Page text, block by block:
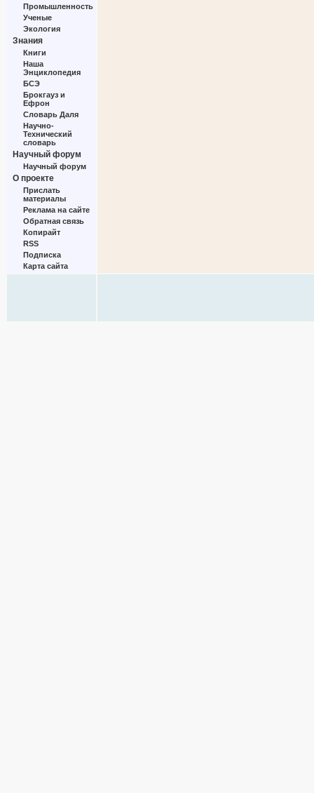
Промышленность
Ученые
Экология
Знания
Книги
Наша
Энциклопедия
БСЭ
Брокгауз и
Ефрон
Словарь Даля
Научно-
Технический
словарь
Научный форум
Научный форум
О проекте
Прислать
материалы
Реклама на сайте
Обратная связь
Копирайт
RSS
Подписка
Карта сайта